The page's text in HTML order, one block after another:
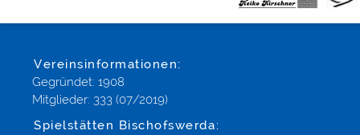
Vereinsinformationen:
Gegründet: 1908
Mitglieder: 333 (07/2019)
Spielstätten Bischofswerda: